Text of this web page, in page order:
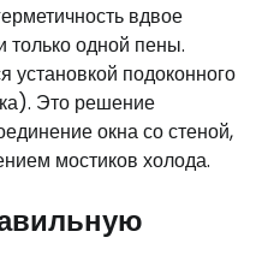
вдвое
одной пены.
установкой подоконного
Это решение
окна со стеной,
мостиков холода.